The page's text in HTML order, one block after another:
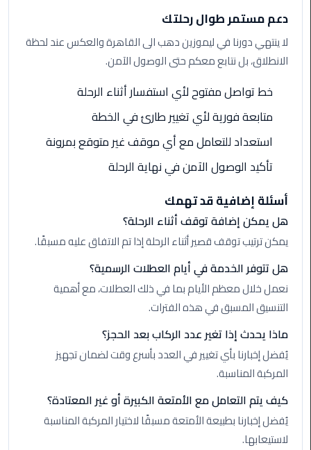
مطار
القاهرة
ليموزين
فيصل
ليموزين
إلى
القاهرة
ليموزين
الهرم
ليموزين
مطار
برج
العرب
الساحل
الشمالي
دعم مستمر طوال رحلتك
لا ينتهي دورنا في ليموزين دهب الى القاهرة والعكس عند لحظة
الانطلاق، بل نتابع معكم حتى الوصول الآمن.
خط تواصل مفتوح لأي استفسار أثناء الرحلة
متابعة فورية لأي تغيير طارئ في الخطة
استعداد للتعامل مع أي موقف غير متوقع بمرونة
تأكيد الوصول الآمن في نهاية الرحلة
أسئلة إضافية قد تهمك
هل يمكن إضافة توقف أثناء الرحلة؟
يمكن ترتيب توقف قصير أثناء الرحلة إذا تم الاتفاق عليه مسبقًا.
هل تتوفر الخدمة في أيام العطلات الرسمية؟
نعمل خلال معظم الأيام بما في ذلك العطلات، مع أهمية
التنسيق المسبق في هذه الفترات.
ماذا يحدث إذا تغير عدد الركاب بعد الحجز؟
يُفضل إخبارنا بأي تغيير في العدد بأسرع وقت لضمان تجهيز
المركبة المناسبة.
كيف يتم التعامل مع الأمتعة الكبيرة أو غير المعتادة؟
يُفضل إخبارنا بطبيعة الأمتعة مسبقًا لاختيار المركبة المناسبة
لاستيعابها.